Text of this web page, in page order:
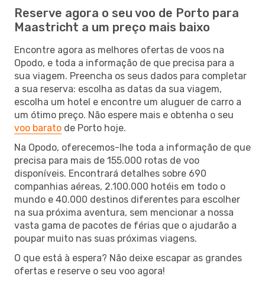
Reserve agora o seu voo de Porto para
Maastricht a um preço mais baixo
Encontre agora as melhores ofertas de voos na
Opodo, e toda a informação de que precisa para a
sua viagem. Preencha os seus dados para completar
a sua reserva: escolha as datas da sua viagem,
escolha um hotel e encontre um aluguer de carro a
um ótimo preço. Não espere mais e obtenha o seu
voo barato de Porto hoje.
Na Opodo, oferecemos-lhe toda a informação de que
precisa para mais de 155.000 rotas de voo
disponíveis. Encontrará detalhes sobre 690
companhias aéreas, 2.100.000 hotéis em todo o
mundo e 40.000 destinos diferentes para escolher
na sua próxima aventura, sem mencionar a nossa
vasta gama de pacotes de férias que o ajudarão a
poupar muito nas suas próximas viagens.
O que está à espera? Não deixe escapar as grandes
ofertas e reserve o seu voo agora!